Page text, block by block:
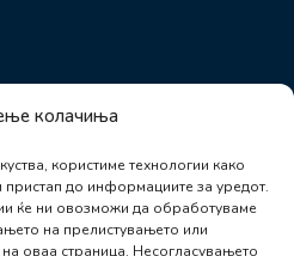
колачиња
користиме технологии како
до информациите за уредот.
ќе ни овозможи да обработуваме
на прелистувањето или
оваа страница. Несогласувањето